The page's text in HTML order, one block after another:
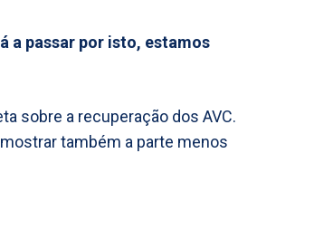
a passar por isto, estamos
sobre a recuperação dos AVC.
também a parte menos